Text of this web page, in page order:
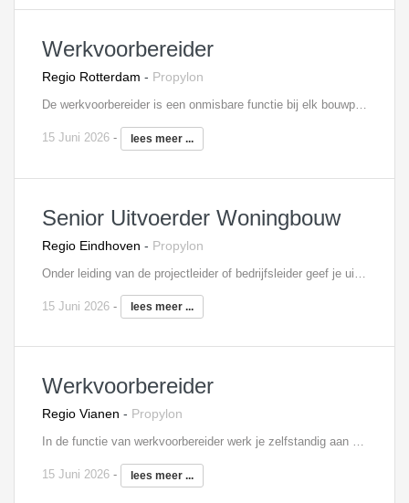
Werkvoorbereider
Regio Rotterdam - Propylon
De werkvoorbereider is een onmisbare functie bij elk bouwproject. Je bent hierbij namelijk verantwoordelijk voor de voorbereiding en de begeleiding van één of meerdere projecten, waarbij je ook het aanspreekpunt bent voor je collega’s die op de bouwplaats werkzaam zijn. Door jouw werk loopt de bouw van het project vlekkeloos. Als werkvoorbereider beoordeel je onder andere leveranciers, controleer je tekeningen, stel je planningen op en draag je zorg voor de complete technische voorbereiding. Je weet hiervoor goed om te gaan met diverse softwareprogramma’s, waaronder Solibri, AutoCad, Revit en MS Office. Tot slot ben je verantwoordelijk voor het bijhouden van meer- en minderwerk, opstellen van inkoopschema’s en woon je bouwvergaderingen bij.
15 Juni 2026 - lees meer ...
Senior Uitvoerder Woningbouw
Regio Eindhoven - Propylon
15 Juni 2026 - lees meer ...
Werkvoorbereider
Regio Vianen - Propylon
In de functie van werkvoorbereider werk je zelfstandig aan de voorbereiding en begeleiding van de aan jou toegewezen projecten van begin tot eind. Tot jouw taken behoren onder andere:Het controleren van gegevens op technische uitvoerbaarheid, regelgeving en wettelijke normen;Het opstellen en bewaken van voorbereidings- en inkoopschema’s; Het bijhouden van het meer- en minderwerk;Onderhouden van contacten met de onderaannemers en regelen van de gehele documentenstroom; Verantwoordelijkheid over de gehele technische werkvoorbereiding.
15 Juni 2026 - lees meer ...